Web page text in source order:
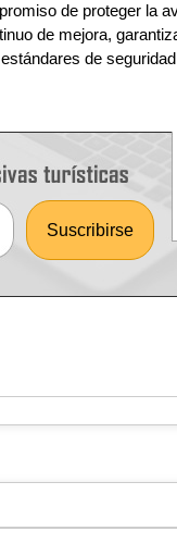
de proteger la
de mejora,
de